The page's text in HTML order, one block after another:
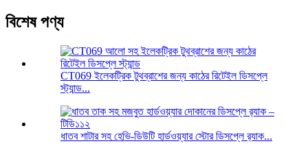
বিশেষ পণ্য
CT069 ইলেকট্রিক টুথব্রাশের জন্য কাঠের রিটেইল ডিসপ্লে
স্ট্যান্ড...
ধাতব শাটার সহ হেভি-ডিউটি ​​হার্ডওয়্যার স্টোর ডিসপ্লে র‍্যাক...